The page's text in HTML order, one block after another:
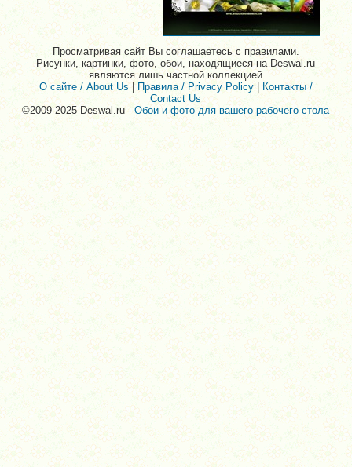
Просматривая сайт Вы соглашаетесь с правилами.
Рисунки, картинки, фото, обои, находящиеся на Deswal.ru
являются лишь частной коллекцией
О сайте / About Us|Правила / Privacy Policy| Контакты /
Contact Us
©2009-2025 Deswal.ru -Обои и фото для вашего рабочего стола